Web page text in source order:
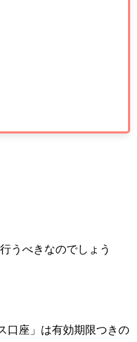
うべきなのでしょう
口座」は有効期限つきの